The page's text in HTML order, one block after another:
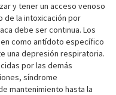
y tener un acceso venoso
de la intoxicación por
debe ser continua. Los
como antídoto específico
una depresión respiratoria.
por las demás
síndrome
mantenimiento hasta la